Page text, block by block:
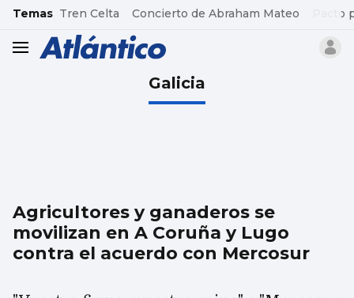
common.go-to-content
Temas Tren Celta Concierto de Abraham Mateo Pacto
header.menu.open
Galicia
Agricultores y ganaderos se
movilizan en A Coruña y Lugo
contra el acuerdo con Mercosur